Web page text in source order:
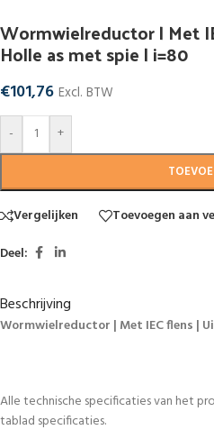
Wormwielreductor | Met
Holle as met spie | i=80
€101,76 Excl. BTW
-
+
Vergelijken
Toevoegen aan
Deel:
Beschrijving
Wormwielreductor | Met IEC flens |
Alle technische specificaties van het
tablad specificaties.